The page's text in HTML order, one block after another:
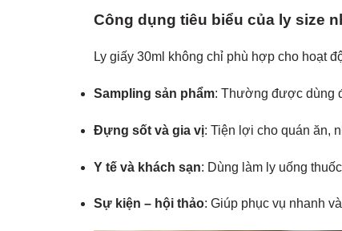
Công dụng tiêu biểu của ly size
Ly giấy 30ml không chỉ phù hợp cho hoạt
Sampling sản phẩm: Thường được dùng
Đựng sốt và gia vị: Tiện lợi cho quán ăn,
Y tế và khách sạn: Dùng làm ly uống
Sự kiện – hội thảo: Giúp phục vụ nhanh